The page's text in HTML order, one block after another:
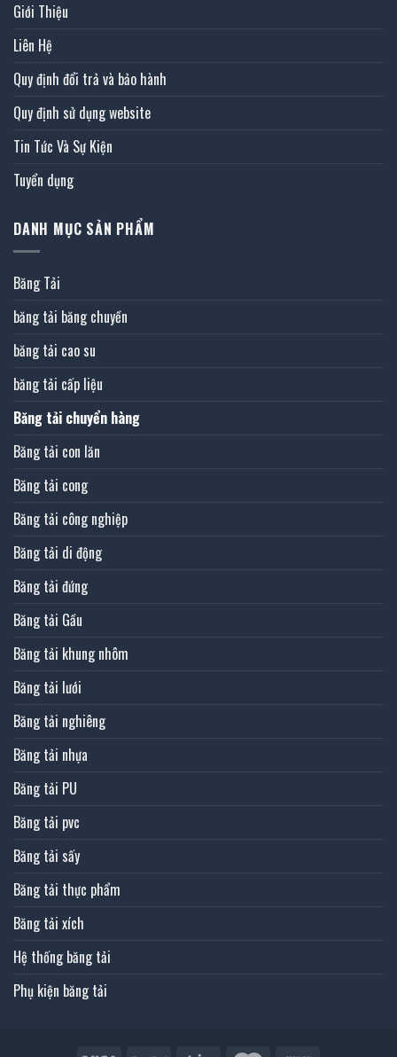
Giới Thiệu
Liên Hệ
Quy định đổi trả và bảo hành
Quy định sử dụng website
Tin Tức Và Sự Kiện
Tuyển dụng
DANH MỤC SẢN PHẨM
Băng Tải
băng tải băng chuyền
băng tải cao su
băng tải cấp liệu
Băng tải chuyển hàng
Băng tải con lăn
Băng tải cong
Băng tải công nghiệp
Băng tải di động
Băng tải đứng
Băng tải Gầu
Băng tải khung nhôm
Băng tải lưới
Băng tải nghiêng
Băng tải nhựa
Băng tải PU
Băng tải pvc
Băng tải sấy
Băng tải thực phẩm
Băng tải xích
Hệ thống băng tải
Phụ kiện băng tải